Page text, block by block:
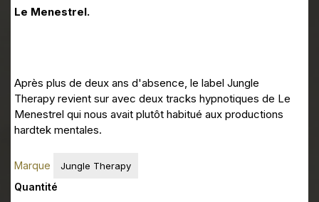
Le Menestrel.
Après plus de deux ans d'absence, le label Jungle
Therapy revient sur avec deux tracks hypnotiques de Le
Menestrel qui nous avait plutôt habitué aux productions
hardtek mentales.
Marque Jungle Therapy
Quantité